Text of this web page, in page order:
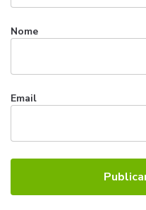
Nome
Email